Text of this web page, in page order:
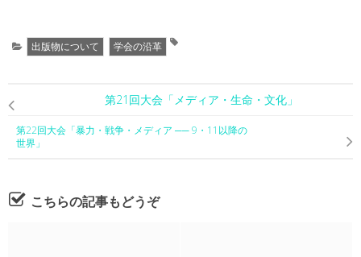
出版物について 学会の沿革
第21回大会「メディア・生命・文化」
第22回大会「暴力・戦争・メディア ── 9・11以降の
世界」
こちらの記事もどうぞ